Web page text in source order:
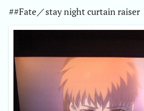
##Fate／stay night curtain raiser